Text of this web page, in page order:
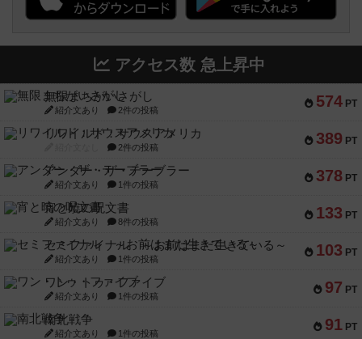
アクセス数 急上昇中
574 PT
無限まちがいさがし
紹介文あり 2件の投稿
389 PT
リワイルド：サウスアメリカ
2件の投稿
378 PT
アンダー・ザ・テーブラー
紹介文あり 1件の投稿
133 PT
宵と暁の呪文書
紹介文あり 8件の投稿
103 PT
セミファイナル ～お前はまだ生きている～
紹介文あり 1件の投稿
97 PT
ワン・トゥ・ファイブ
紹介文あり 1件の投稿
91 PT
南北戦争
紹介文あり 1件の投稿